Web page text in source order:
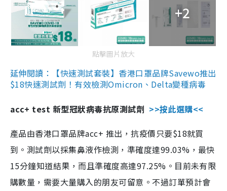
+2
點擊圖片放大
延伸閱讀：【快速測試套裝】香港口罩品牌Savewo推出
$18快速測試劑！有效檢測Omicron、Delta變種病毒
acc+ test 新型冠狀病毒抗原測試劑 >>按此選購<<
產品由香港口罩品牌acc+ 推出，抗疫價只要$18就買
到。測試劑以採集鼻液作檢測，準確度達99.03%，最快
15分鐘知道結果，而且準確度高達97.25%。目前未有限
購數量，需要大量購入的朋友可留意。不過訂單預計會